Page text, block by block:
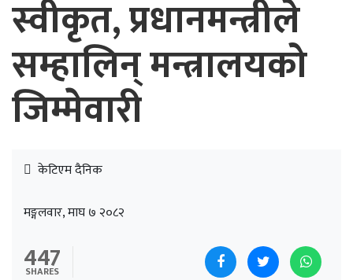
स्वीकृत, प्रधानमन्त्रीले
सम्हालिन् मन्त्रालयको
जिम्मेवारी
केटिएम दैनिक
मङ्गलवार, माघ ७ २०८२
447
SHARES